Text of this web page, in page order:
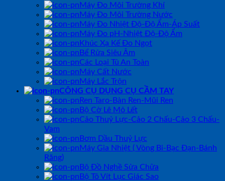
Máy Đo Môi Trường Khí
Máy Đo Môi Trường Nước
Máy Đo Nhiệt Độ-Độ Ẩm-Áp Suất
Máy Đo pH-Nhiệt Độ-Độ Ẩm
Khúc Xạ Kế Đo Ngọt
Bể Rửa Siêu Âm
Các Loại Tủ An Toàn
Máy Cất Nước
Máy Lắc Trộn
CÔNG CỤ DỤNG CỤ CẦM TAY
Ren Taro-Bàn Ren-Mũi Ren
Bộ Cờ Lê Mỏ Lết
Cảo Thuỷ Lực-Cảo 2 Chấu-Cảo 3 Chấu-
Vam
Bơm Dầu Thuỷ Lực
Máy Gia Nhiệt ( Vòng Bi-Bạc Đạn-Bánh
Răng)
Bộ Đồ Nghề Sửa Chữa
Bộ Tô Vít Lục Giác Sao